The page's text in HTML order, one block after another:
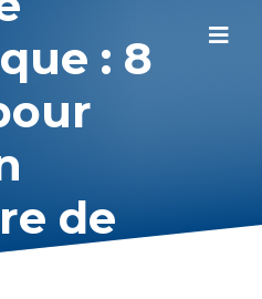
: 8
de